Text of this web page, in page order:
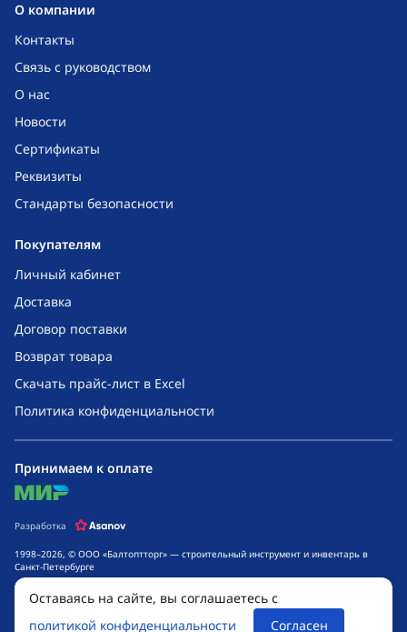
O компании
Контакты
Связь с руководством
О нас
Новости
Сертификаты
Реквизиты
Стандарты безопасности
Покупателям
Личный кабинет
Доставка
Договор поставки
Возврат товара
Скачать прайс-лист в Excel
Политика конфиденциальности
1998–2026, © ООО «Балтоптторг» — строительный инструмент и инвентарь в
Санкт-Петербурге
Обращаем ваше внимание на то, что данный интернет-сайт носит исключительно
информационный характер и ни при каких условиях не является публичной
офертой, определяемой положениями ч. 2 ст. 437 Гражданского кодекса
Российской Федерации. Для получения подробной информации о стоимости
Принимаем к оплате
mir
Разработка
Оставаясь на сайте, вы соглашаетесь с
политикой конфиденциальности
Согласен